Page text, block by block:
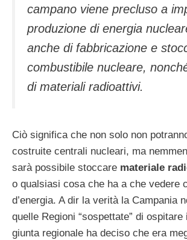
campano viene precluso a
produzione di energia
anche di fabbricazione e
combustibile nucleare,
di materiali radioattivi.
Ciò significa che non solo non
costruite centrali nucleari, ma
sarà possibile stoccare materiale
o qualsiasi cosa che ha a che vedere
d’energia. A dir la verità la Campania
quelle Regioni “sospettate” di
giunta regionale ha deciso che era